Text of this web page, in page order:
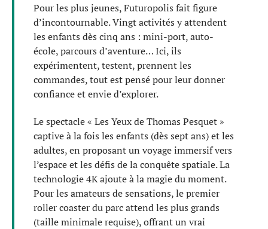
Pour les plus jeunes, Futuropolis fait figure
d’incontournable. Vingt activités y attendent
les enfants dès cinq ans : mini-port, auto-
école, parcours d’aventure… Ici, ils
expérimentent, testent, prennent les
commandes, tout est pensé pour leur donner
confiance et envie d’explorer.
Le spectacle « Les Yeux de Thomas Pesquet »
captive à la fois les enfants (dès sept ans) et les
adultes, en proposant un voyage immersif vers
l’espace et les défis de la conquête spatiale. La
technologie 4K ajoute à la magie du moment.
Pour les amateurs de sensations, le premier
roller coaster du parc attend les plus grands
(taille minimale requise), offrant un vrai